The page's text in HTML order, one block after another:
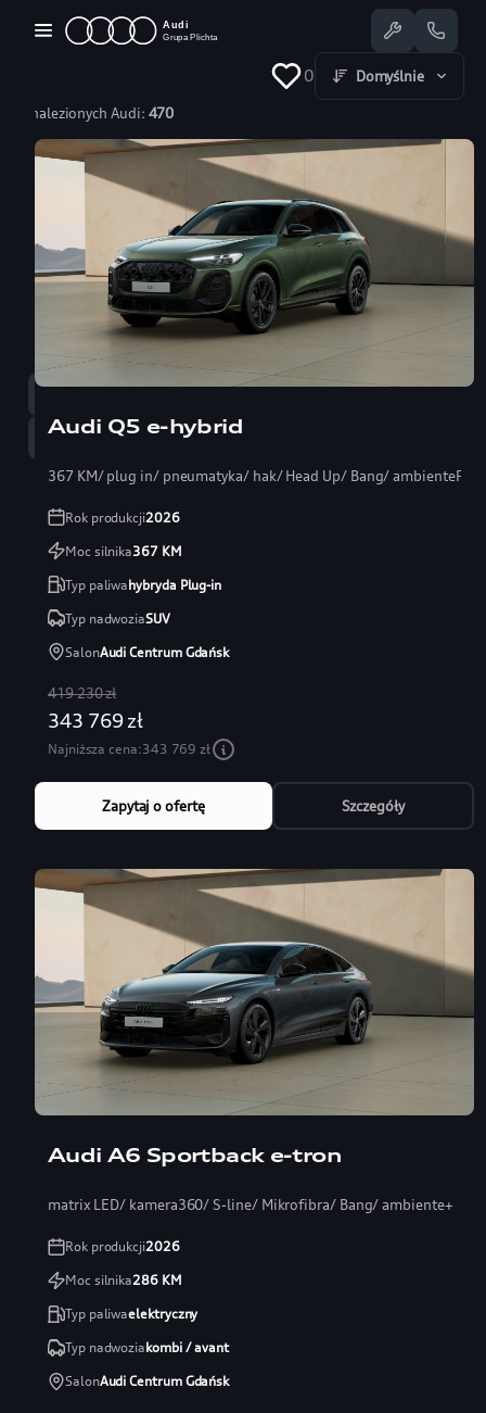
Przejdź
Dostępne Audi
Oferty specjalne
Nasze salony
Jazda testowa
Serwis
Sprzedaż
0 Domyślnie
Znalezionych Audi: 470
Audi Q5 e-hybrid
367 KM/ plug in/ pneumatyka/ hak/ Head Up/ Bang/ ambientePRO
Rok produkcji2026
Moc silnika367KM
Typ paliwahybryda Plug-in
Typ nadwoziaSUV
SalonAudi Centrum Gdańsk
419 230 zł
343 769 zł
Najniższa cena:343 769 zł
Zapytaj o ofertę Szczegóły
Audi A6 Sportback e-tron
matrix LED/ kamera360/ S-line/ Mikrofibra/ Bang/ ambiente+
Rok produkcji2026
Moc silnika286KM
Typ paliwaelektryczny
Typ nadwoziakombi / avant
SalonAudi Centrum Gdańsk